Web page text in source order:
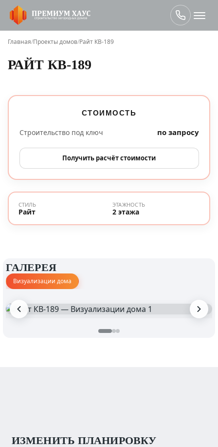
Главная/Проекты домов/Райт КВ-189
РАЙТ КВ-189
СТОИМОСТЬ
Строительство под ключ по запросу
Получить расчёт стоимости
СТИЛЬ
Райт
ЭТАЖНОСТЬ
2 этажа
ГАЛЕРЕЯ
Визуализации дома
ИЗМЕНИТЬ ПЛАНИРОВКУ